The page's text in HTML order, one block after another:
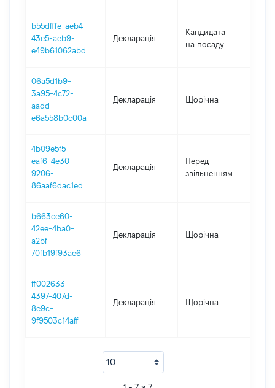
b55dfffe-aeb4-
43e5-aeb9-
e49b61062abd
Декларація
Кандидата
на посаду
06a5d1b9-
3a95-4c72-
aadd-
e6a558b0c00a
Декларація Щорічна
4b09e5f5-
eaf6-4e30-
9206-
86aaf6dac1ed
Декларація
Перед
звільненням
b663ce60-
42ee-4ba0-
a2bf-
70fb19f93ae6
Декларація Щорічна
ff002633-
4397-407d-
8e9c-
9f9503c14aff
Декларація Щорічна